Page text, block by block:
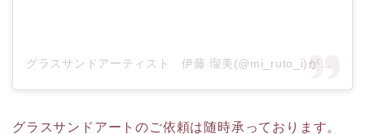
グラスサンドアートのご依頼は随時承っております。